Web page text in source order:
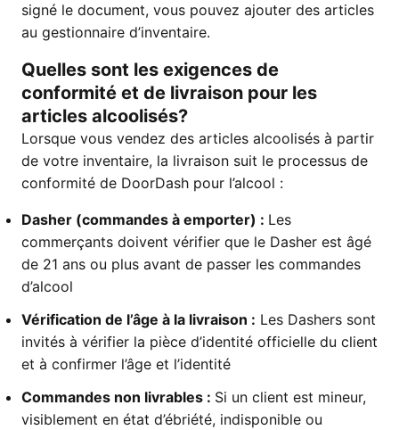
signé le document, vous pouvez ajouter des articles
au gestionnaire d’inventaire.
Quelles sont les exigences de
conformité et de livraison pour les
articles alcoolisés?
Lorsque vous vendez des articles alcoolisés à partir
de votre inventaire, la livraison suit le processus de
conformité de DoorDash pour l’alcool :
Dasher (commandes à emporter) : Les
commerçants doivent vérifier que le Dasher est âgé
de 21 ans ou plus avant de passer les commandes
d’alcool
Vérification de l’âge à la livraison : Les Dashers sont
invités à vérifier la pièce d’identité officielle du client
et à confirmer l’âge et l’identité
Commandes non livrables : Si un client est mineur,
visiblement en état d’ébriété, indisponible ou